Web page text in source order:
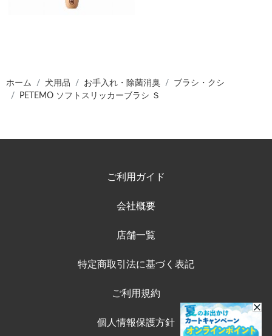
ホーム 犬用品 お手入れ・除菌消臭
ブラシ・クシ
PETEMO ソフトスリッカーブラシ Ｓ
ご利用ガイド
会社概要
店舗一覧
特定商取引法に基づく表記
ご利用規約
個人情報保護方針